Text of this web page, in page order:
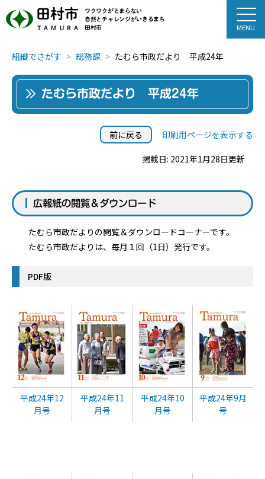
田村市
TAMURA
ワクワクがとまらない
自然とチャレンジがいきるまち
田村市
組織でさがす 総務課 たむら市政だより 平成24年
たむら市政だより 平成24年
前に戻る 印刷用ページを表示する
掲載日: 2021年1月28日更新
広報紙の閲覧＆ダウンロード
たむら市政だよりの閲覧＆ダウンロードコーナーです。
たむら市政だよりは、毎月１回（1日）発行です。
PDF版
平成24年12
月号
平成24年11
月号
平成24年10
月号
平成24年9月
号